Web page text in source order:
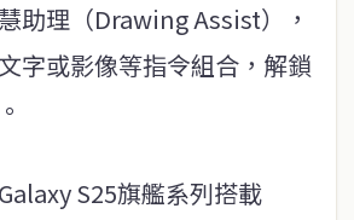
助理（Drawing Assist），
字或影像等指令組合，解鎖
S25旗艦系列搭載